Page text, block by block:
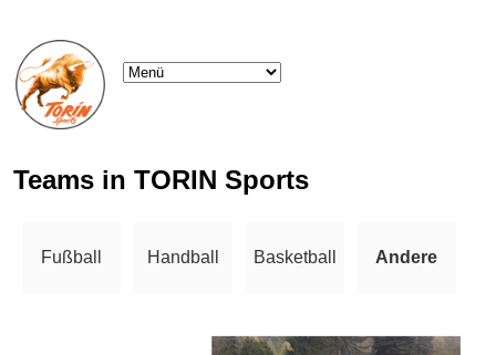
Teams in TORIN Sports
Fußball Handball Basketball Andere